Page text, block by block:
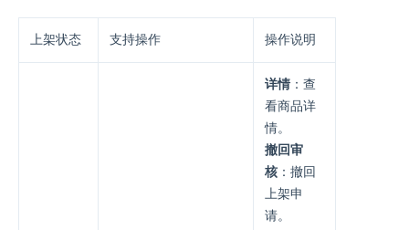
上架状态 支持操作 操作说明
详情 ：查
看商品详
情。
撤回审
核 ：撤回
上架申
请。